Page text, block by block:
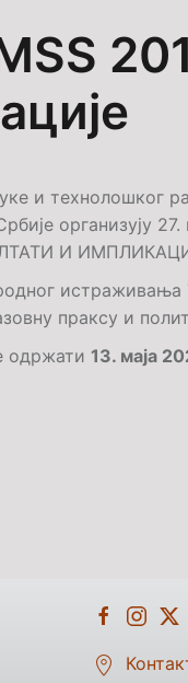
и технолошког
организују 27.
И
истраживања
праксу и
одржати 13. маја